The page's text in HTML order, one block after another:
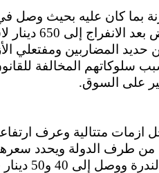
بما كان عليه بحيث وصل
إلى 700 دينار الا انه
حديد المضاربين ومفتعلي
سلوكاتهم المخالفة
على السوق.
ازمات متتالية وعرف
كان محل مضاربة